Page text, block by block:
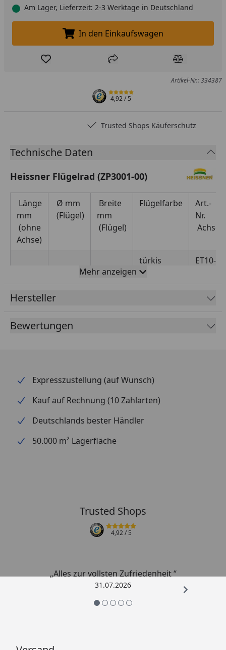
Am Lager, Lieferzeit: 2-3 Werktage in Deutschland
In den Einkaufswagen legen
In den Einkaufswagen
Produkt zur Wunschliste hinzufügen
Teilen Produkt
Artikel-Nr.: 334387
4,92/ 5
Trusted Shops Käuferschutz
Technische Daten
Heissner Flügelrad (ZP3001-00)
Länge
mm
(ohne
Achse)
Ø mm
(Flügel)
Breite
mm
(Flügel)
Flügelfarbe
Art.-
Nr.
Achse
76,00 45,80
7,25
türkis
ET10-
Mehr anzeigen
Hersteller
Bewertungen
Expresszustellung (auf Wunsch)
Kauf auf Rechnung (10 Zahlarten)
Deutschlands bester Händler
50.000 m² Lagerfläche
Trusted Shops
4,92/ 5
„Alles zur vollsten Zufriedenheit “
31.07.2026